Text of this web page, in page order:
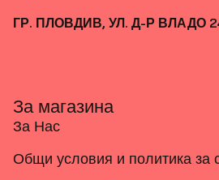
ГР. ПЛОВДИВ, УЛ. Д-Р ВЛАДО
За магазина
За Нас
Общи условия и политика за